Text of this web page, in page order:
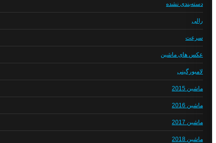
دسته‌بندی نشده
رالی
سرعت
عکس های ماشین
لامبورگینی
ماشین 2015
ماشین 2016
ماشین 2017
ماشین 2018